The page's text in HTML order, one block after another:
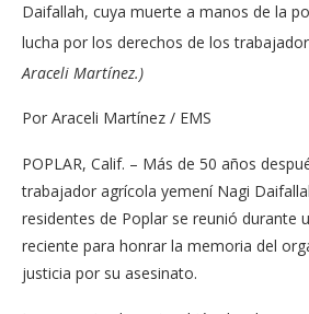
Daifallah, cuya muerte a manos de la
lucha por los derechos de los
Araceli Martínez.)
Por Araceli Martínez / EMS
POPLAR, Calif. – Más de 50 años
trabajador agrícola yemení Nagi
residentes de Poplar se reunió durante
reciente para honrar la memoria del
justicia por su asesinato.